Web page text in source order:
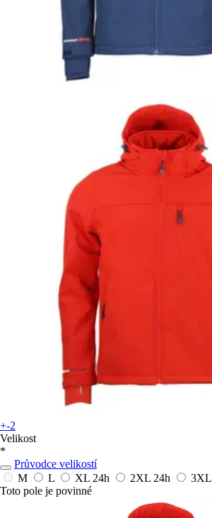
+-2
Velikost
*
Průvodce velikostí
M
L XL 24h 2XL 24h
3XL
Toto pole je povinné